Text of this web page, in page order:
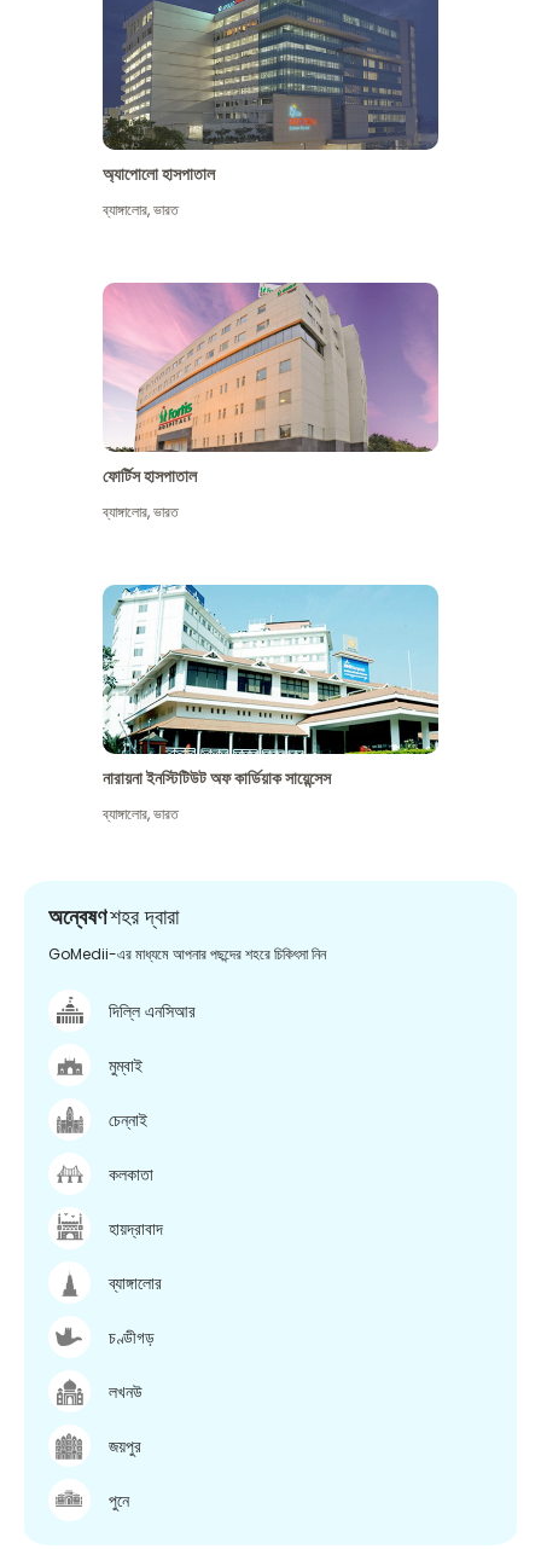
অ্যাপোলো হাসপাতাল
ব্যাঙ্গালোর,ভারত
ফোর্টিস হাসপাতাল
ব্যাঙ্গালোর,ভারত
নারায়না ইনস্টিটিউট অফ কার্ডিয়াক সায়েন্সেস
ব্যাঙ্গালোর,ভারত
অন্বেষণশহর দ্বারা
GoMedii-এর মাধ্যমে আপনার পছন্দের শহরে চিকিৎসা নিন
দিল্লি এনসিআর
মুম্বাই
চেন্নাই
কলকাতা
হায়দ্রাবাদ
ব্যাঙ্গালোর
চণ্ডীগড়
লখনউ
জয়পুর
পুনে